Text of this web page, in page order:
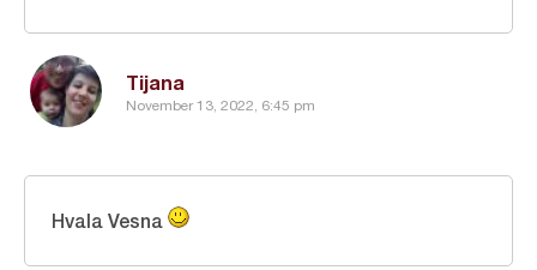
Tijana
November 13, 2022, 6:45 pm
Hvala Vesna